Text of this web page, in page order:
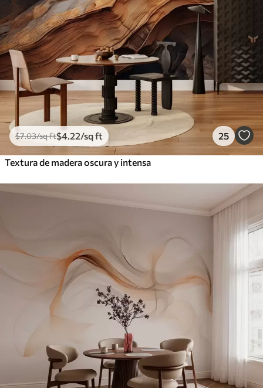
$7.03/sq ft$4 .22/sq ft 25
Textura de madera oscura y intensa